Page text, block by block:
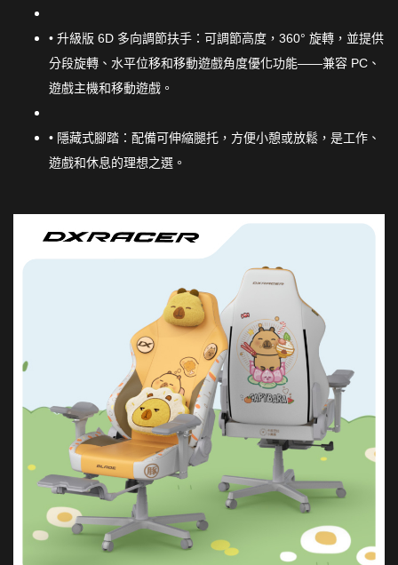
• 升級版 6D 多向調節扶手：可調節高度，360° 旋轉，並提供
分段旋轉、水平位移和移動遊戲角度優化功能——兼容 PC、
遊戲主機和移動遊戲。
• 隱藏式腳踏：配備可伸縮腿托，方便小憩或放鬆，是工作、
遊戲和休息的理想之選。